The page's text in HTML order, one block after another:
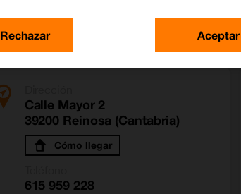
Calle Mayor 2
39200 Reinosa (Cantabria)
Cómo llegar
615 959 228
Rechazar Aceptar